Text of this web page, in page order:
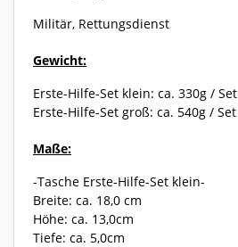
Militär, Rettungsdienst
Gewicht:
Erste-Hilfe-Set klein: ca. 330g / Set
Erste-Hilfe-Set groß: ca. 540g / Set
Maße:
-Tasche Erste-Hilfe-Set klein-
Breite: ca. 18,0 cm
Höhe: ca. 13,0cm
Tiefe: ca. 5,0cm